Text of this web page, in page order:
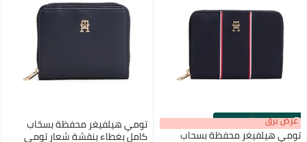
00m:00s
·باقي 100% عرض برق
تومي هيلفيغر محفظة بسحاب
تومي هيلفيغر محفظة بسحّاب
كامل بغطاء بنقشة شعار تومي